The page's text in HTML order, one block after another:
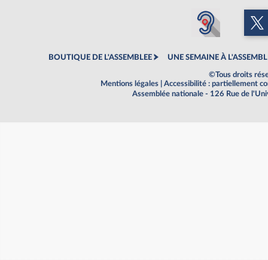
BOUTIQUE DE L'ASSEMBLEE UNE SEMAINE À
©Tous droits
Mentions légales
Accessibilité : partiellement
Assemblée nationale - 126 Rue de